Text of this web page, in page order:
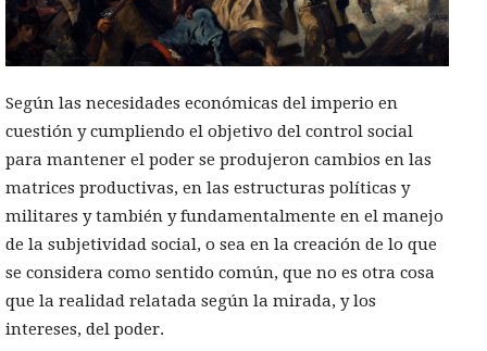
Según las necesidades económicas del imperio en
cuestión y cumpliendo el objetivo del control social
para mantener el poder se produjeron cambios en las
matrices productivas, en las estructuras políticas y
militares y también y fundamentalmente en el manejo
de la subjetividad social, o sea en la creación de lo que
se considera como sentido común, que no es otra cosa
que la realidad relatada según la mirada, y los
intereses, del poder.